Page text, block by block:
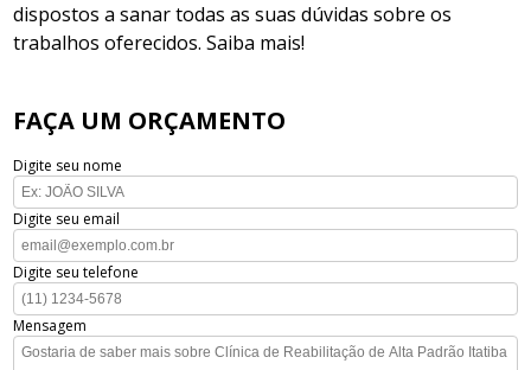
dispostos a sanar todas as suas dúvidas sobre os
trabalhos oferecidos. Saiba mais!
FAÇA UM ORÇAMENTO
Digite seu nome
Digite seu email
Digite seu telefone
Mensagem